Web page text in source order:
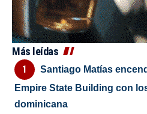
Más leídas
Santiago Matías
Empire State Building con
dominicana